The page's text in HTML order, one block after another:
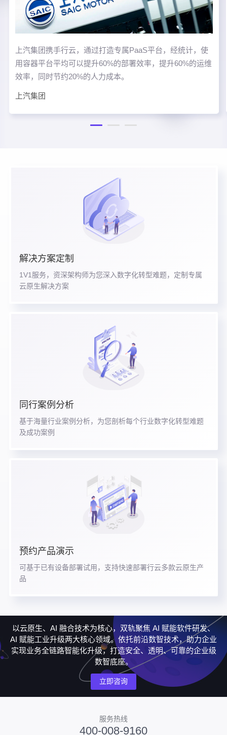
上汽集团携手行云，通过打造专属PaaS平台，经统计，使
用容器平台平均可以提升60%的部署效率，提升60%的运维
效率，同时节约20%的人力成本。
上汽集团
解决方案定制
1V1服务，资深架构师为您深入数字化转型难题，定制专属
云原生解决方案
同行案例分析
基于海量行业案例分析，为您剖析每个行业数字化转型难题
及成功案例
预约产品演示
可基于已有设备部署试用，支持快速部署行云多款云原生产
品
以云原生、AI 融合技术为核心，双轨聚焦 AI 赋能软件研发、
AI 赋能工业升级两大核心领域。依托前沿数智技术，助力企业
实现业务全链路智能化升级，打造安全、透明、可靠的企业级
数智底座。
立即咨询
服务热线
400-008-9160